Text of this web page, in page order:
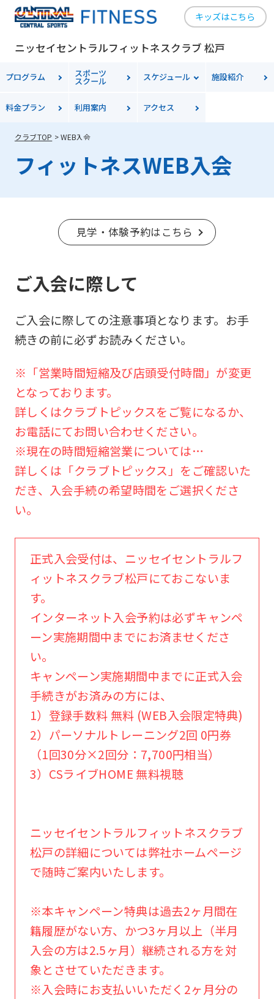
キッズはこちら
ニッセイセントラルフィットネスクラブ 松戸
プログラム スポーツ
スクール スケジュール 施設紹介
料金プラン 利用案内 アクセス
クラブTOP WEB入会
フィットネスWEB入会
見学・体験予約はこちら
ご入会に際して
ご入会に際しての注意事項となります。お手
続きの前に必ずお読みください。
※「営業時間短縮及び店頭受付時間」が変更
となっております。
詳しくはクラブトピックスをご覧になるか、
お電話にてお問い合わせください。
※現在の時間短縮営業については…
詳しくは「クラブトピックス」をご確認いた
だき、入会手続の希望時間をご選択くださ
い。
正式入会受付は、ニッセイセントラルフ
ィットネスクラブ松戸にておこないま
す。
インターネット入会予約は必ずキャンペ
ーン実施期間中までにお済ませくださ
い。
キャンペーン実施期間中までに正式入会
手続きがお済みの方には、
1）登録手数料 無料 (WEB入会限定特典)
2）パーソナルトレーニング2回 0円券
（1回30分×2回分：7,700円相当）
3）CSライブHOME 無料視聴
ニッセイセントラルフィットネスクラブ
松戸の詳細については弊社ホームページ
で随時ご案内いたします。
※本キャンペーン特典は過去2ヶ月間在
籍履歴がない方、かつ3ヶ月以上（半月
入会の方は2.5ヶ月）継続される方を対
象とさせていただきます。
※入会時にお支払いいただく2ヶ月分の